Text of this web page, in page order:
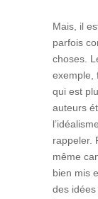
Mais, il
parfois
choses.
exemple,
qui est
auteurs
rappeler.
même
bien mis
des